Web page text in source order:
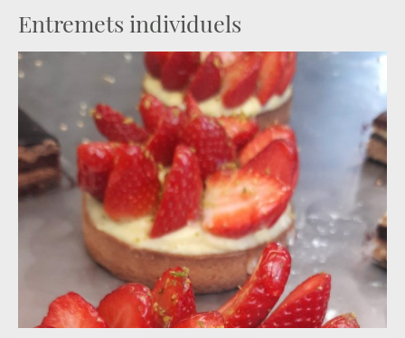
Entremets individuels